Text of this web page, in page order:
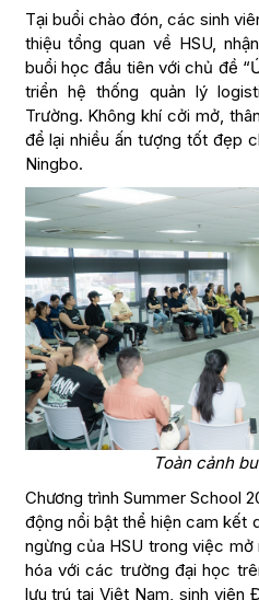
Tại buổi chào đón, các sinh
thiệu tổng quan về HSU,
buổi học đầu tiên với chủ đề
triển hệ thống quản lý
Trường. Không khí cởi mở,
để lại nhiều ấn tượng tốt đẹp
Ningbo.
Toàn cảnh
Chương trình Summer School
động nổi bật thể hiện cam kết
ngừng của HSU trong việc
hóa với các trường đại học
lưu trú tại Việt Nam, sinh viên